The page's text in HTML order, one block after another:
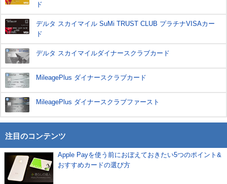
ド
デルタ スカイマイル SuMi TRUST CLUB プラチナVISAカー
ド
デルタ スカイマイルダイナースクラブカード
MileagePlus ダイナースクラブカード
MileagePlus ダイナースクラブファースト
注目のコンテンツ
Apple Payを使う前におぼえておきたい5つのポイント&
おすすめカードの選び方